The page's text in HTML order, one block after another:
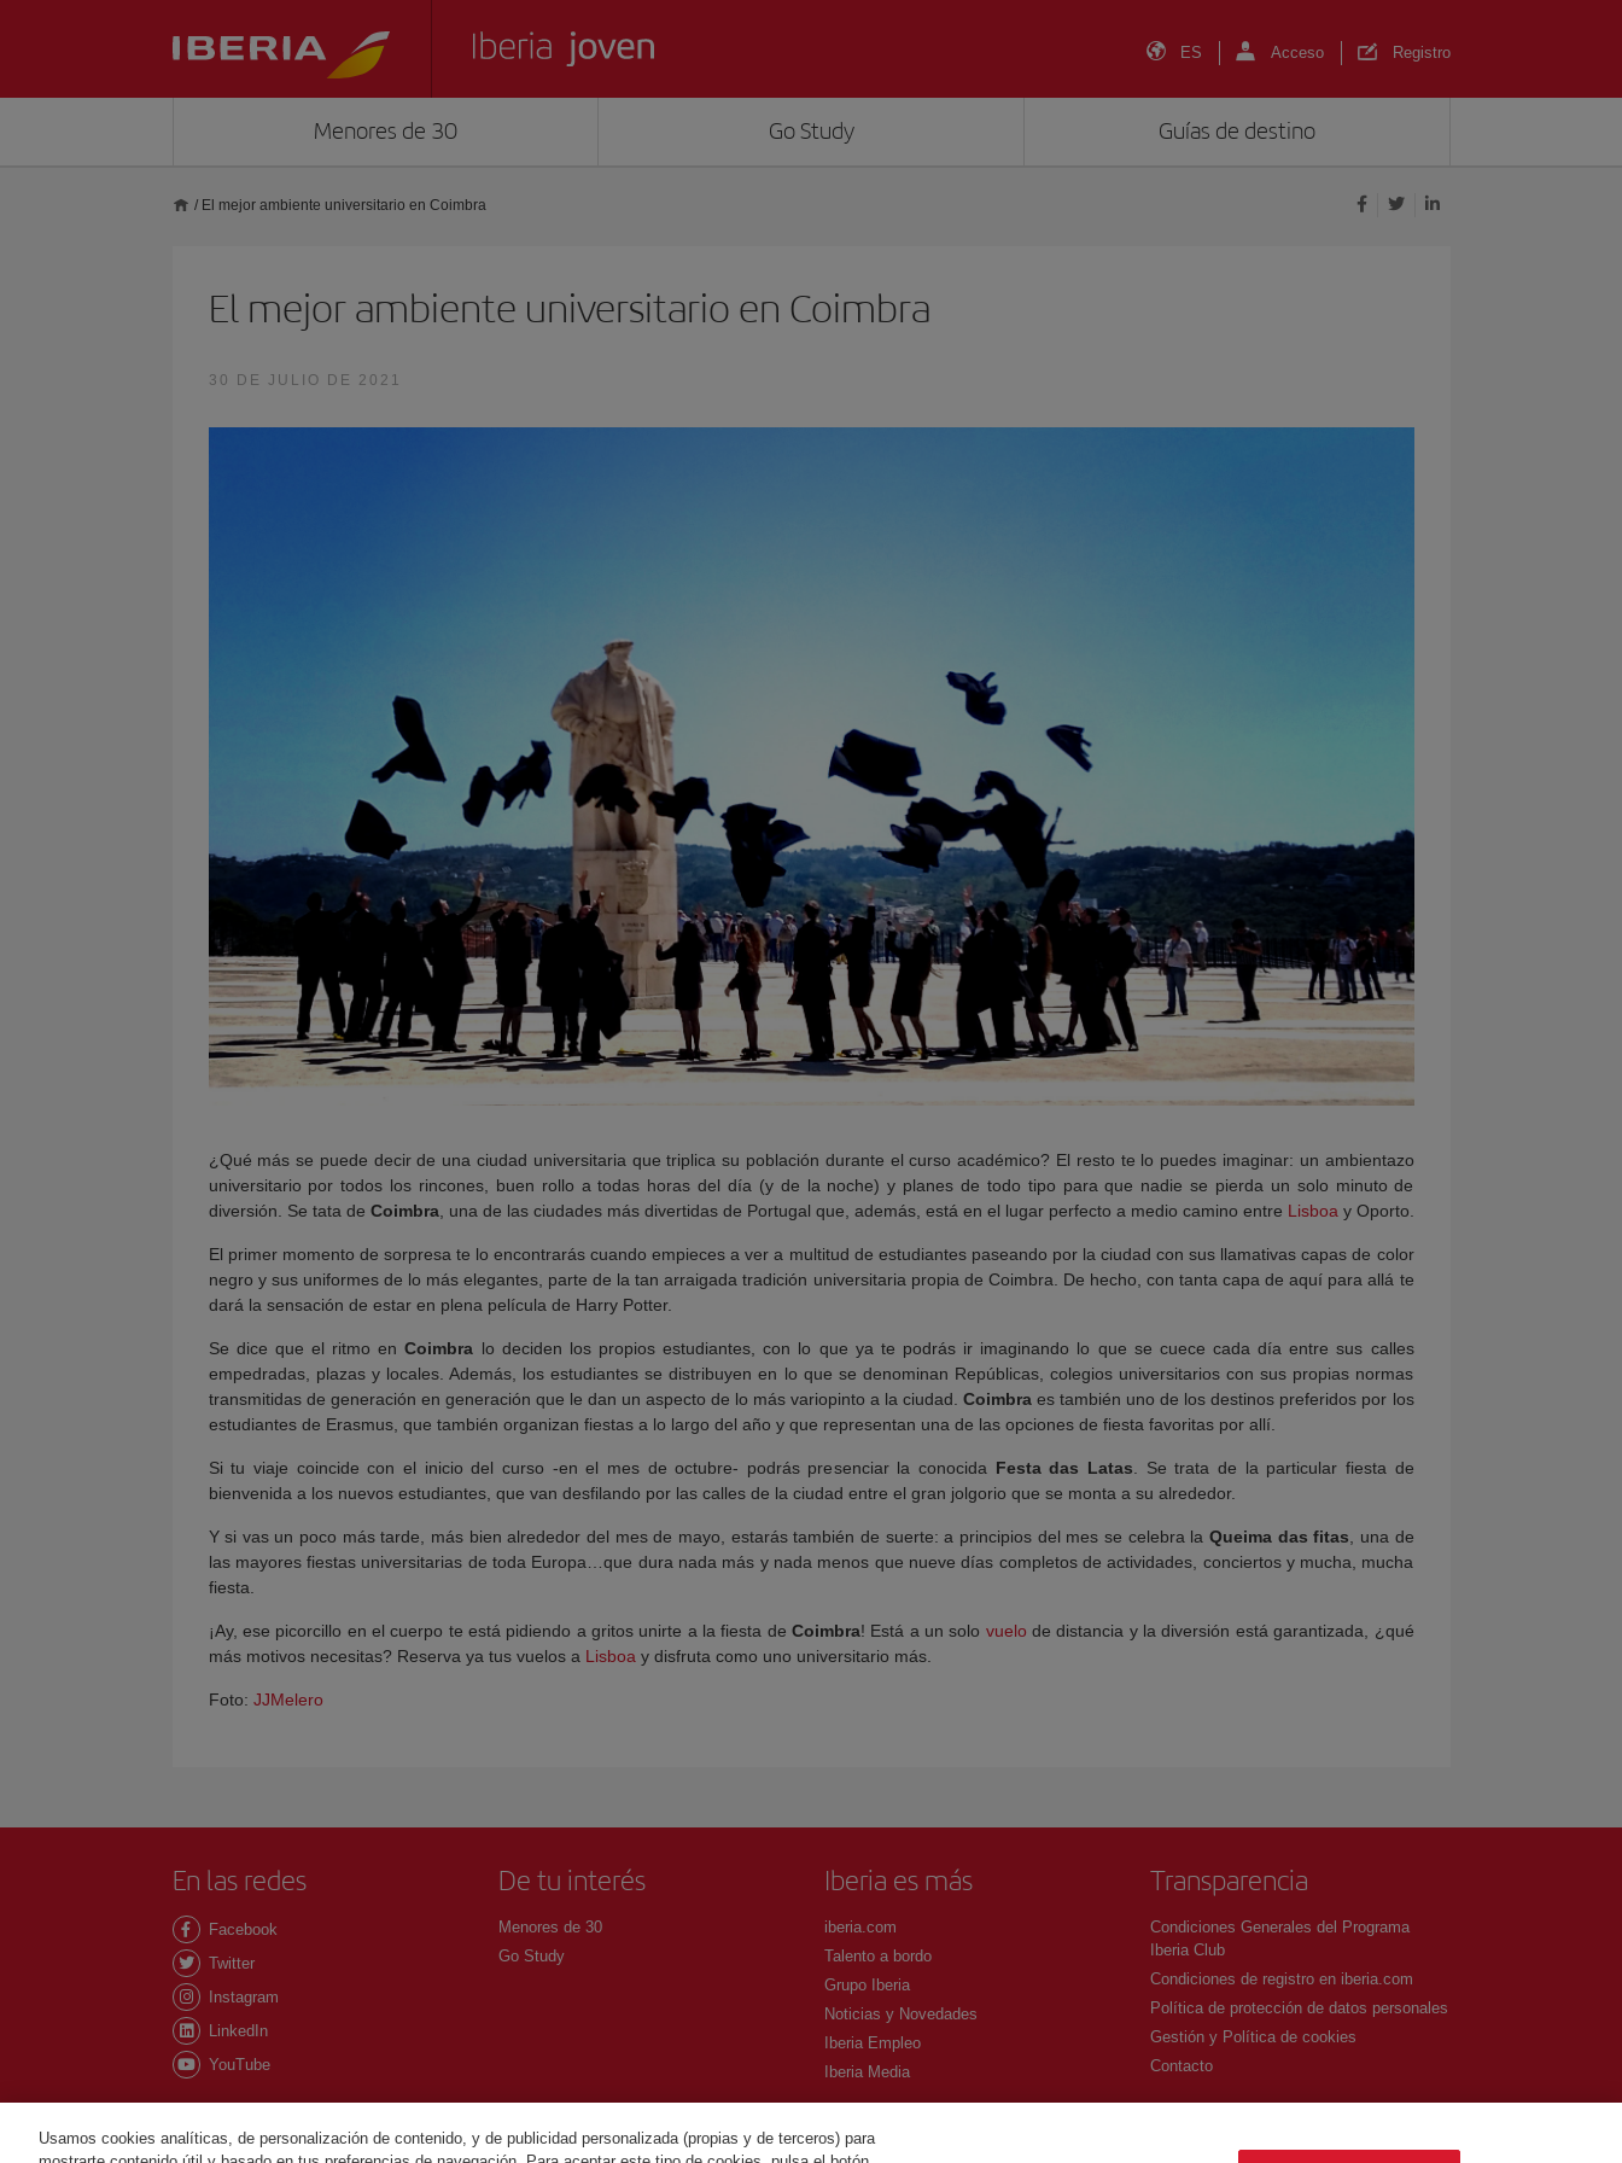
ES Acceso Registro
Menores de 30 Go Study Guías de destino
/ El mejor ambiente universitario en Coimbra
El mejor ambiente universitario en Coimbra
30 DE JULIO DE 2021
¿Qué más se puede decir de una ciudad universitaria que triplica su población durante el curso académico? El resto te lo puedes imaginar: un ambientazo
universitario por todos los rincones, buen rollo a todas horas del día (y de la noche) y planes de todo tipo para que nadie se pierda un solo minuto de
diversión. Se tata de Coimbra, una de las ciudades más divertidas de Portugal que, además, está en el lugar perfecto a medio camino entre Lisboay Oporto.
El primer momento de sorpresa te lo encontrarás cuando empieces a ver a multitud de estudiantes paseando por la ciudad con sus llamativas capas de color
negro y sus uniformes de lo más elegantes, parte de la tan arraigada tradición universitaria propia de Coimbra. De hecho, con tanta capa de aquí para allá te
dará la sensación de estar en plena película de Harry Potter.
Se dice que el ritmo enCoimbra lo deciden los propios estudiantes, con lo que ya te podrás ir imaginando lo que se cuece cada día entre sus calles
empedradas, plazas y locales. Además, los estudiantes se distribuyen en lo que se denominan Repúblicas, colegios universitarios con sus propias normas
transmitidas de generación en generación que le dan un aspecto de lo más variopinto a la ciudad.Coimbra es también uno de los destinos preferidos por los
estudiantes de Erasmus, que también organizan fiestas a lo largo del año y que representan una de las opciones de fiesta favoritas por allí.
Si tu viaje coincide con el inicio del curso -en el mes de octubre- podrás presenciar la conocida Festa das Latas. Se trata de la particular fiesta de
bienvenida a los nuevos estudiantes, que van desfilando por las calles de la ciudad entre el gran jolgorio que se monta a su alrededor.
Y si vas un poco más tarde, más bien alrededor del mes de mayo, estarás también de suerte: a principios del mes se celebra la Queima das fitas, una de
las mayores fiestas universitarias de toda Europa…que dura nada más y nada menos que nueve días completos de actividades, conciertos y mucha, mucha
fiesta.
¡Ay, ese picorcillo en el cuerpo te está pidiendo a gritos unirte a la fiesta deCoimbra! Está a un solo vuelo de distancia y la diversión está garantizada, ¿qué
más motivos necesitas? Reserva ya tus vuelos a Lisboay disfruta como uno universitario más.
Foto: JJMelero
En las redes
Facebook
Twitter
Instagram
LinkedIn
YouTube
De tu interés
Menores de 30
Go Study
Iberia es más
iberia.com
Talento a bordo
Grupo Iberia
Noticias y Novedades
Iberia Empleo
Iberia Media
Transparencia
Condiciones Generales del Programa
Iberia Club
Condiciones de registro en iberia.com
Política de protección de datos personales
Gestión y Política de cookies
Contacto
Usamos cookies analíticas, de personalización de contenido, y de publicidad personalizada (propias y de terceros) para